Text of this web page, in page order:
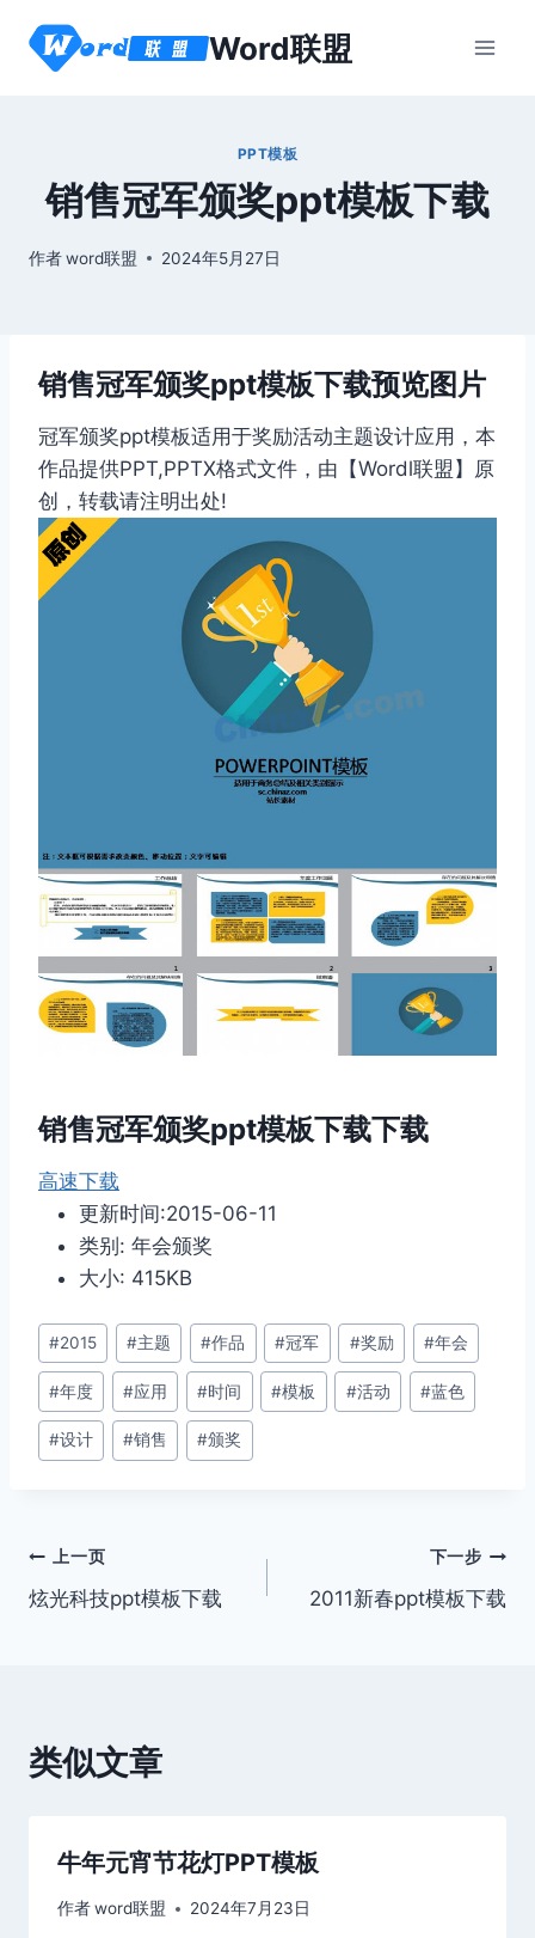
Word联盟
PPT模板
销售冠军颁奖ppt模板下载
作者word联盟 2024年5月27日
销售冠军颁奖ppt模板下载预览图片
冠军颁奖ppt模板适用于奖励活动主题设计应用，本
作品提供PPT,PPTX格式文件，由【Wordl联盟】原
创，转载请注明出处!
销售冠军颁奖ppt模板下载下载
高速下载
更新时间:2015-06-11
类别: 年会颁奖
大小: 415KB
文
章
标
签：
#2015 #主题 #作品 #冠军 #奖励 #年会
#年度 #应用 #时间 #模板 #活动 #蓝色
#设计 #销售 #颁奖
文
章
上一页
炫光科技ppt模板下载
下一步
2011新春ppt模板下载
类似文章
牛年元宵节花灯PPT模板
作者word联盟 2024年7月23日